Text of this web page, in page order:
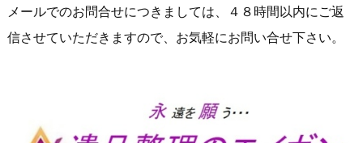
メールでのお問合せにつきましては、４８時間以内にご返
信させていただきますので、お気軽にお問い合せ下さい。